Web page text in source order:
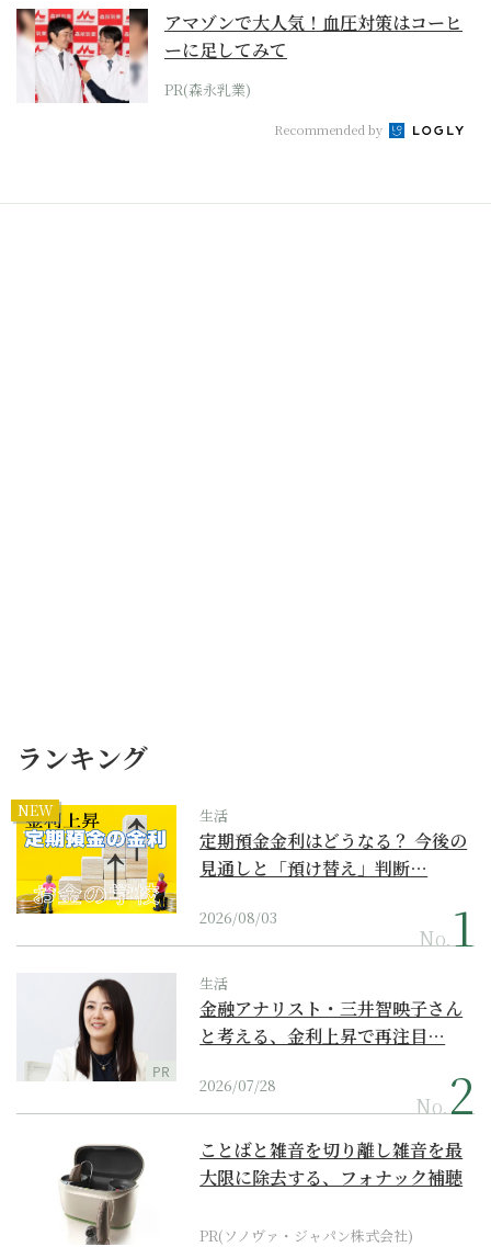
アマゾンで大人気！血圧対策はコーヒ
ーに足してみて
PR(森永乳業)
Recommended by
ランキング
NEW 生活
定期預金金利はどうなる？ 今後の
見通しと「預け替え」判断…
2026/08/03
No.
PR
生活
金融アナリスト・三井智映子さん
と考える、金利上昇で再注目…
2026/07/28
No.
ことばと雑音を切り離し雑音を最
大限に除去する、フォナック補聴
PR(ソノヴァ・ジャパン株式会社)